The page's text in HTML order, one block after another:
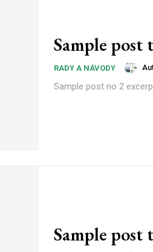
Sample post
RADY A NÁVODY
Sample post no 2
Sample post